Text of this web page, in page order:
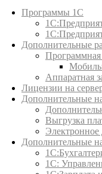
Программы 1С
Дополнительные
Программная
Аппаратная
Лицензии на
Дополнительные
Выгрузка
Электронное
Дополнительные
1C: